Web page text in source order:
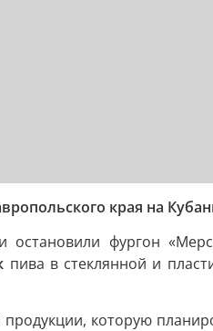
края на
остановили фургон
пива в стеклянной и
продукции, которую